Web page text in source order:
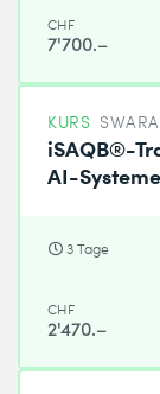
CHF
7'700.–
KURS
iSAQB®-
AI-
3 Tage
CHF
2'470.–